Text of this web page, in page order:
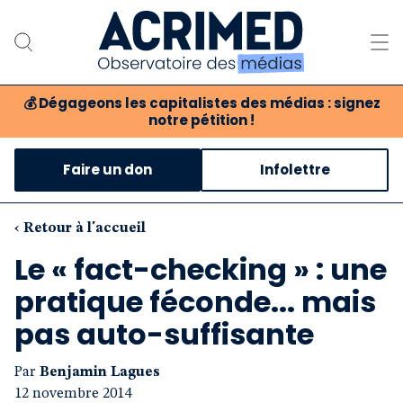
💰 Dégageons les capitalistes des médias : signez
notre pétition !
Notre association
Notre critique des médias
Nos propositions
Notre revue
Boutique
Faire un don Infolettre
‹ Retour à l'accueil
Le « fact-checking » : une
pratique féconde... mais
pas auto-suffisante
Par Benjamin Lagues
12 novembre 2014